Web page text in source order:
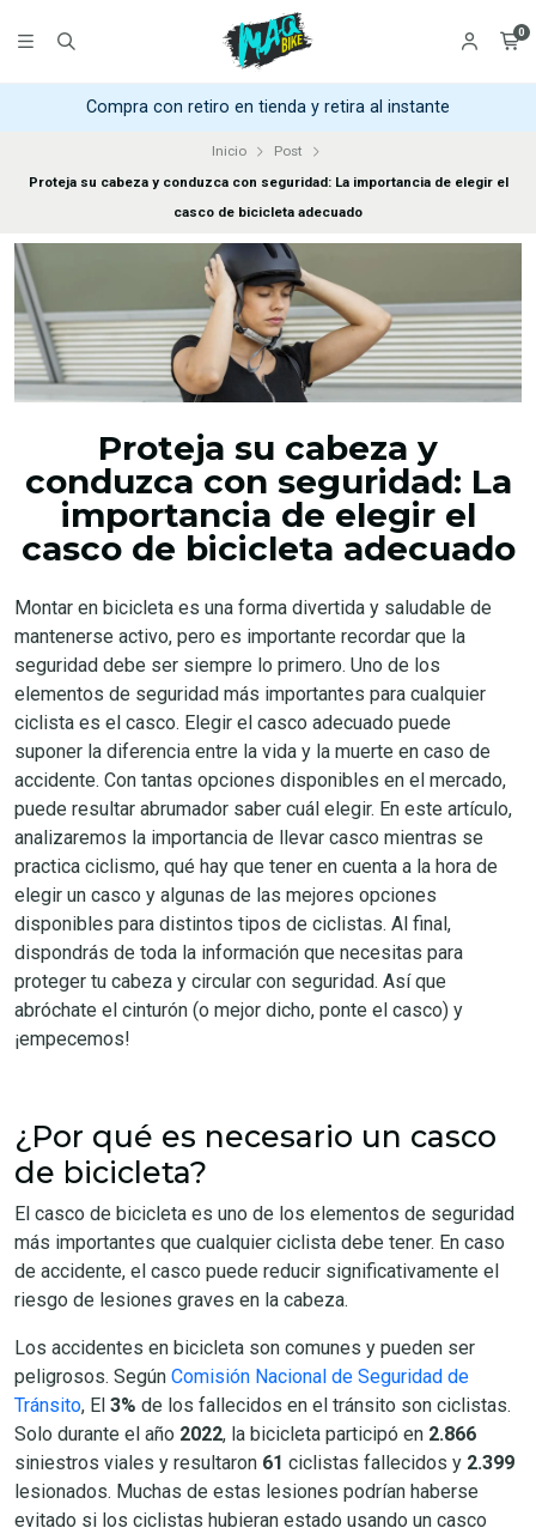
0
Compra con retiro en tienda y retira al instante
Inicio
Post
Proteja su cabeza y conduzca con seguridad: La importancia de elegir el
casco de bicicleta adecuado
Proteja su cabeza y
conduzca con seguridad: La
importancia de elegir el
casco de bicicleta adecuado
Montar en bicicleta es una forma divertida y saludable de
mantenerse activo, pero es importante recordar que la
seguridad debe ser siempre lo primero. Uno de los
elementos de seguridad más importantes para cualquier
ciclista es el casco. Elegir el casco adecuado puede
suponer la diferencia entre la vida y la muerte en caso de
accidente. Con tantas opciones disponibles en el mercado,
puede resultar abrumador saber cuál elegir. En este artículo,
analizaremos la importancia de llevar casco mientras se
practica ciclismo, qué hay que tener en cuenta a la hora de
elegir un casco y algunas de las mejores opciones
disponibles para distintos tipos de ciclistas. Al final,
dispondrás de toda la información que necesitas para
proteger tu cabeza y circular con seguridad. Así que
abróchate el cinturón (o mejor dicho, ponte el casco) y
¡empecemos!
¿Por qué es necesario un casco
de bicicleta?
El casco de bicicleta es uno de los elementos de seguridad
más importantes que cualquier ciclista debe tener. En caso
de accidente, el casco puede reducir significativamente el
riesgo de lesiones graves en la cabeza.
Los accidentes en bicicleta son comunes y pueden ser
peligrosos. Según Comisión Nacional de Seguridad de
Tránsito, El 3% de los fallecidos en el tránsito son ciclistas.
Solo durante el año 2022, la bicicleta participó en 2.866
siniestros viales y resultaron 61 ciclistas fallecidos y 2.399
lesionados. Muchas de estas lesiones podrían haberse
evitado si los ciclistas hubieran estado usando un casco